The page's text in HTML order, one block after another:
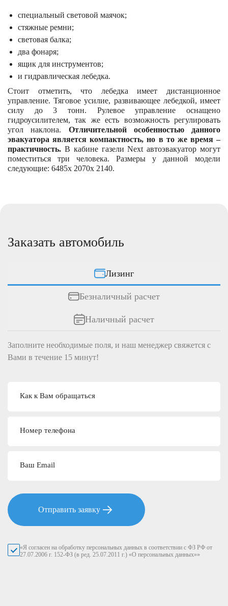
специальный световой маячок;
стяжные ремни;
световая балка;
два фонаря;
ящик для инструментов;
и гидравлическая лебедка.
Стоит отметить, что лебедка имеет дистанционное
управление. Тяговое усилие, развивающее лебедкой, имеет
силу до 3 тонн. Рулевое управление оснащено
гидроусилителем, так же есть возможность регулировать
угол наклона. Отличительной особенностью данного
эвакуатора является компактность, но в то же время –
практичность. В кабине газели Next автоэвакуатор могут
поместиться три человека. Размеры у данной модели
следующие: 6485х 2070х 2140.
Заказать автомобиль
Лизинг
Безналичный расчет
Наличный расчет
Заполните необходимые поля, и наш менеджер свяжется c
Вами в течение 15 минут!
Как к Вам обращаться
Номер телефона
Ваш Email
Отправить заявку
«Я согласен на обработку персональных данных в соответствии с ФЗ РФ от
27.07.2006 г. 152-ФЗ (в ред. 25.07.2011 г.) «О персональных данных»»